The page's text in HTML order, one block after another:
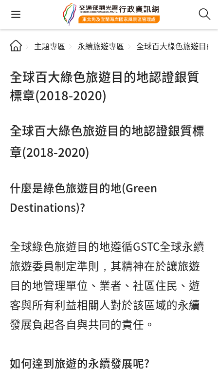
主題專區 永續旅遊專區 全球百大綠色旅遊目
全球百大綠色旅遊目的地認證銀質
標章(2018-2020)
全球百大綠色旅遊目的地認證銀質標
章(2018-2020)
什麼是綠色旅遊目的地(Green
Destinations)?
全球綠色旅遊目的地遵循GSTC全球永續
旅遊委員制定準則，其精神在於讓旅遊
目的地管理單位、業者、社區住民、遊
客與所有利益相關人對於該區域的永續
發展負起各自與共同的責任。
如何達到旅遊的永續發展呢?